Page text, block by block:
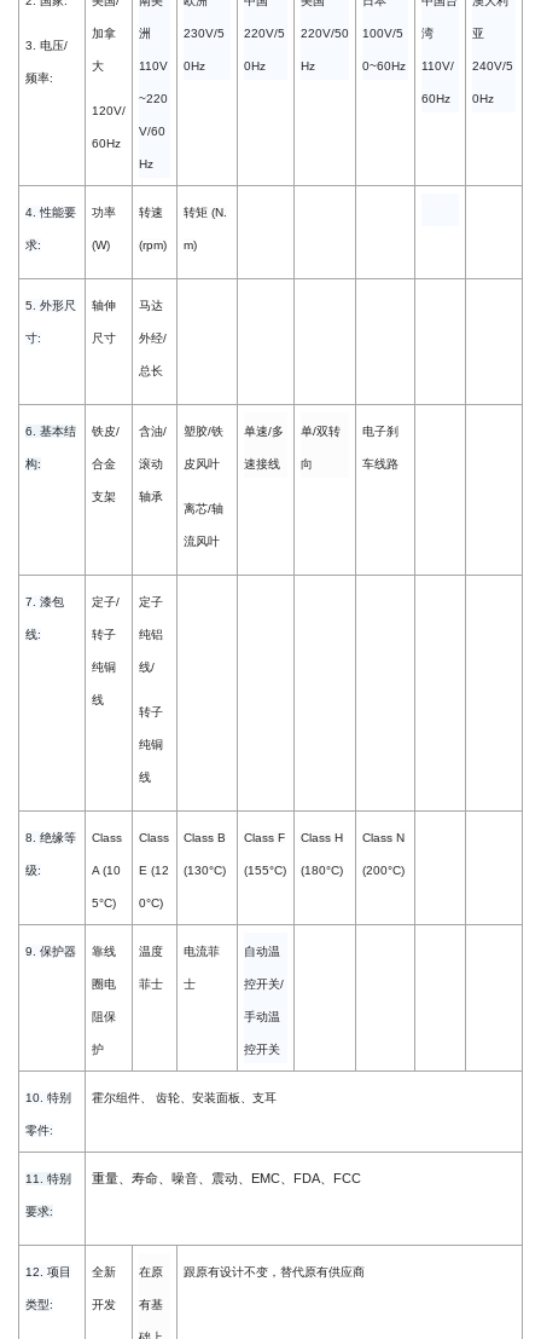
3. 电压/
频率:
加拿
大
120V/
60Hz
洲
110V
~220
V/60
Hz
230V/5
0Hz
220V/5
0Hz
220V/50
Hz
100V/5
0~60Hz
湾
110V/
60Hz
亚
240V/5
0Hz
4. 性能要
求:
功率
(W)
转速
(rpm)
转矩 (N.
m)
5. 外形尺
寸:
轴伸
尺寸
马达
外经/
总长
6. 基本结
构:
铁皮/
合金
支架
含油/
滚动
轴承
塑胶/铁
皮风叶
离芯/轴
流风叶
单速/多
速接线
单/双转
向
电子刹
车线路
7. 漆包
线:
定子/
转子
纯铜
线
定子
纯铝
线/
转子
纯铜
线
8. 绝缘等
级:
Class
A (10
5°C)
Class
E (12
0°C)
Class B
(130°C)
Class F
(155°C)
Class H
(180°C)
Class N
(200°C)
9. 保护器 靠线
圈电
阻保
护
温度
菲士
电流菲
士
自动温
控开关/
手动温
控开关
10. 特别
零件:
霍尔组件、 齿轮、安装面板、支耳
11. 特别
要求:
重量、寿命、噪音、震动、EMC、FDA、FCC
12. 项目
类型:
全新
开发
在原
有基
跟原有设计不变，替代原有供应商